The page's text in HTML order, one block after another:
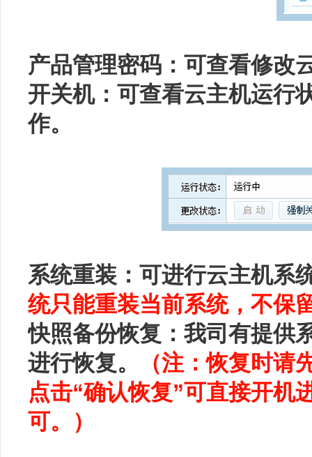
产品管理密码：可查看修改
开关机：可查看云主机运行
作。
系统重装：可进行云主机系
统只能重装当前系统，不保
快照备份恢复：我司有提供
进行恢复。
（注：恢复时
点击“确认恢复”可直接开机
可。）